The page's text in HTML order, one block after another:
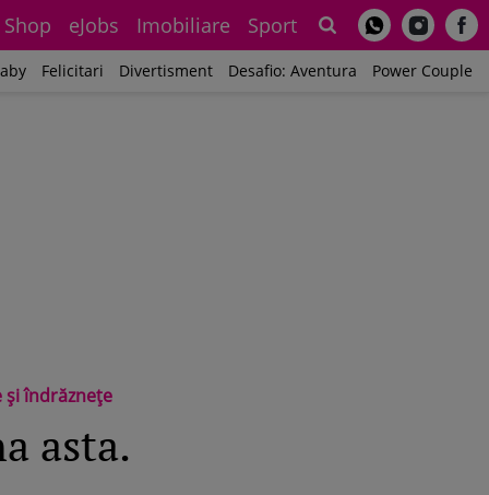
Shop eJobs Imobiliare Sport
Felicitari Divertisment Desafio: Aventura Power Couple
şi îndrăzneţe
asta.